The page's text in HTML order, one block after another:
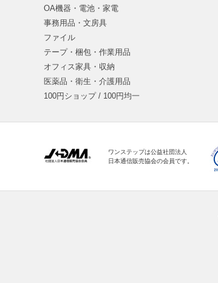
OA機器・電池・家電
事務用品・文房具
ファイル
テープ・梱包・作業用品
オフィス家具・収納
医薬品・衛生・介護用品
100円ショップ / 100円均一
ワンステップは公益社団法人
日本通信販売協会の会員です。